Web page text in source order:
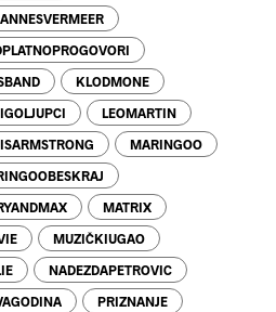
KLODMONE
LEOMARTIN
MARINGOO
MATRIX
MUZIČKIUGAO
NADEZDAPETROVIC
PRIZNANJE